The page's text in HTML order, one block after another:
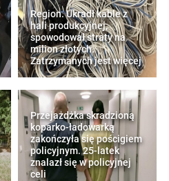
Region. Ukradł kable z
hali produkcyjnej,
spowodował straty na
milion złotych.
Zatrzymanych jest więcej
Przejażdżka skradzioną
koparko-ładowarką
zakończyła się pościgiem
policyjnym. 25-latek
znalazł się w policyjnej
celi